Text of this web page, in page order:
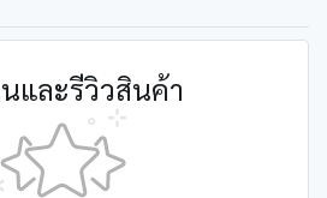
และรีวิวสินค้า